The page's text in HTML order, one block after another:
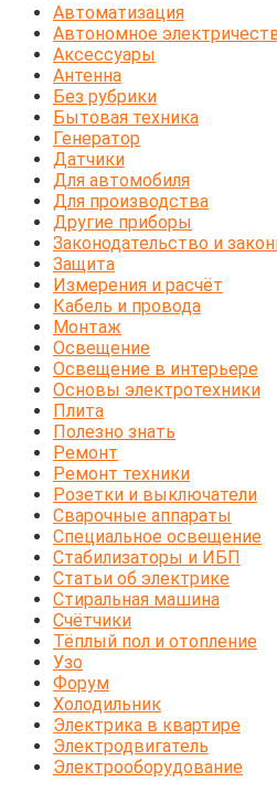
Автоматизация
Автономное
Аксессуары
Антенна
Без рубрики
Бытовая техника
Генератор
Датчики
Для автомобиля
Для производства
Другие приборы
Законодательство и
Защита
Измерения и расчёт
Кабель и провода
Монтаж
Освещение
Освещение в интерьере
Основы электротехники
Плита
Полезно знать
Ремонт
Ремонт техники
Розетки и выключатели
Сварочные аппараты
Специальное освещение
Стабилизаторы и ИБП
Статьи об электрике
Стиральная машина
Счётчики
Тёплый пол и отопление
Узо
Форум
Холодильник
Электрика в квартире
Электродвигатель
Электрооборудование